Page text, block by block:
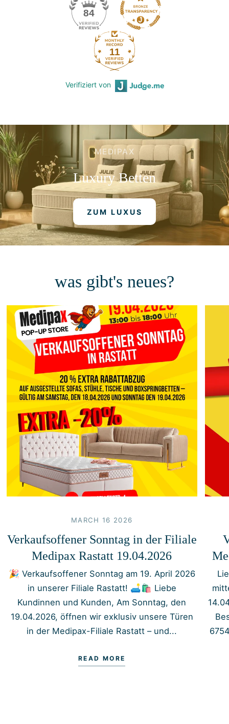
84
11
Verifiziert von
MEDIPAX
Luxury Betten
ZUM LUXUS
was gibt's neues?
MARCH 16 2026
Verkaufsoffener Sonntag in der Filiale
Medipax Rastatt 19.04.2026
🎉 Verkaufsoffener Sonntag am 19. April 2026
in unserer Filiale Rastatt! 🛋️🛍️ Liebe
Kundinnen und Kunden, Am Sonntag, den
19.04.2026, öffnen wir exklusiv unsere Türen
in der Medipax-Filiale Rastatt – und...
READ MORE